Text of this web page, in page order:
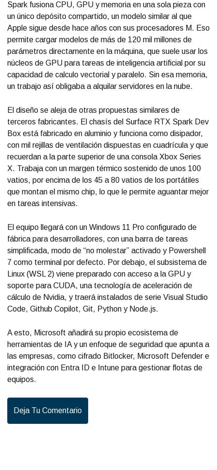
Spark fusiona CPU, GPU y memoria en una sola pieza con
un único depósito compartido, un modelo similar al que
Apple sigue desde hace años con sus procesadores M. Eso
permite cargar modelos de más de 120 mil millones de
parámetros directamente en la máquina, que suele usar los
núcleos de GPU para tareas de inteligencia artificial por su
capacidad de calculo vectorial y paralelo. Sin esa memoria,
un trabajo así obligaba a alquilar servidores en la nube.
El diseño se aleja de otras propuestas similares de
terceros fabricantes. El chasís del Surface RTX Spark Dev
Box está fabricado en aluminio y funciona como disipador,
con mil rejillas de ventilación dispuestas en cuadrícula y que
recuerdan a la parte superior de una consola Xbox Series
X. Trabaja con un margen térmico sostenido de unos 100
vatios, por encima de los 45 a 80 vatios de los portátiles
que montan el mismo chip, lo que le permite aguantar mejor
en tareas intensivas.
El equipo llegará con un Windows 11 Pro configurado de
fábrica para desarrolladores, con una barra de tareas
simplificada, modo de “no molestar” activado y Powershell
7 como terminal por defecto. Por debajo, el subsistema de
Linux (WSL 2) viene preparado con acceso a la GPU y
soporte para CUDA, una tecnología de aceleración de
cálculo de Nvidia, y traerá instalados de serie Visual Studio
Code, Github Copilot, Git, Python y Node.js.
A esto, Microsoft añadirá su propio ecosistema de
herramientas de IA y un enfoque de seguridad que apunta a
las empresas, como cifrado Bitlocker, Microsoft Defender e
integración con Entra ID e Intune para gestionar flotas de
equipos.
Deja Tu Comentario